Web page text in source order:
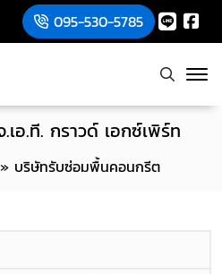
095-530-5785
» บริษัทรับซ่อมพื้นคอนกรีต
อ.ที. กราวด์ เอกซ์เพิร์ท